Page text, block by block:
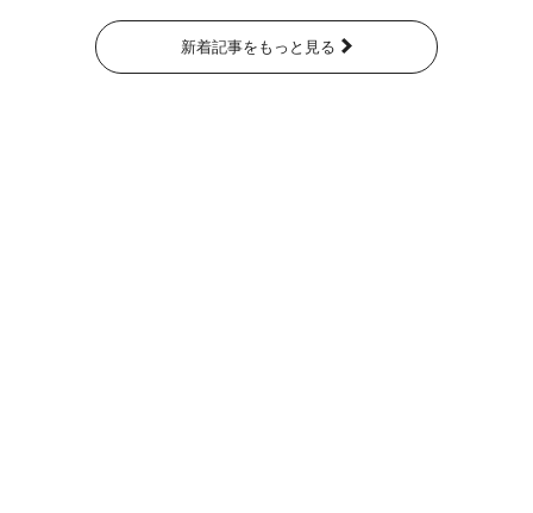
新着記事をもっと見る